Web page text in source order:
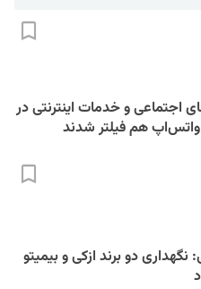
اجتماعی و خدمات اینترنتی در
و واتس‌اپ هم فیلتر شدند
نگهداری دو برند ازکی و بیمیتو